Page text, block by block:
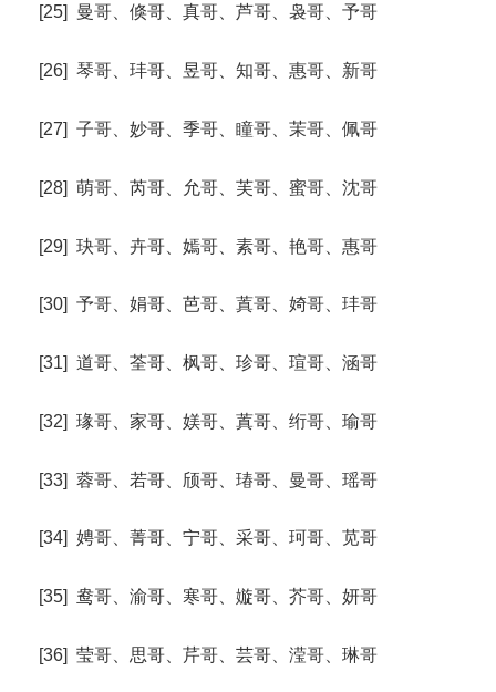
[25] 曼哥、倏哥、真哥、芦哥、袅哥、予哥
[26] 琴哥、玤哥、昱哥、知哥、惠哥、新哥
[27] 子哥、妙哥、季哥、瞳哥、茉哥、佩哥
[28] 萌哥、芮哥、允哥、芙哥、蜜哥、沈哥
[29] 玦哥、卉哥、嫣哥、素哥、艳哥、惠哥
[30] 予哥、娟哥、芭哥、蒖哥、婍哥、玤哥
[31] 道哥、荃哥、枫哥、珍哥、瑄哥、涵哥
[32] 瑑哥、家哥、媄哥、蒖哥、绗哥、瑜哥
[33] 蓉哥、若哥、颀哥、瑃哥、曼哥、瑶哥
[34] 娉哥、菁哥、宁哥、采哥、珂哥、苋哥
[35] 鸯哥、渝哥、寒哥、嫙哥、芥哥、妍哥
[36] 莹哥、思哥、芹哥、芸哥、滢哥、琳哥